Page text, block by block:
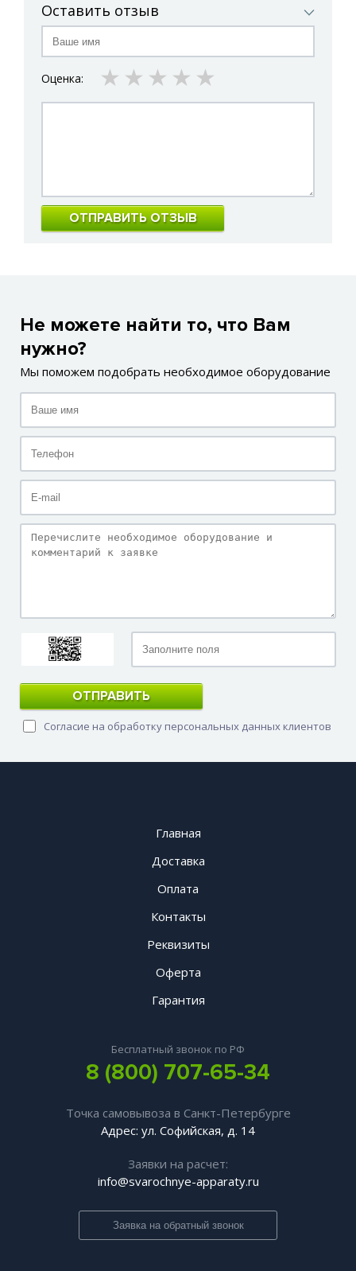
Оставить отзыв
Оценка: 4 stars
3 stars
2 stars
1 star
ОТПРАВИТЬ ОТЗЫВ
Не можете найти то, что Вам
нужно?
Мы поможем подобрать необходимое оборудование
ОТПРАВИТЬ
Согласие на обработку персональных данных клиентов
Главная
Доставка
Оплата
Контакты
Реквизиты
Оферта
Гарантия
Бесплатный звонок по РФ
8 (800) 707-65-34
Точка самовывоза в Санкт-Петербурге
Адрес: ул. Софийская, д. 14
Заявки на расчет:
info@svarochnye-apparaty.ru
Заявка на обратный звонок